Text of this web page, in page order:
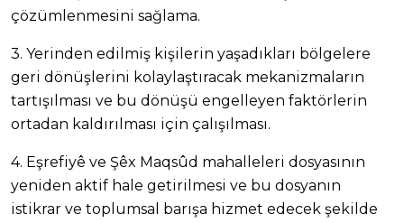
çözümlenmesini sağlama.
3. Yerinden edilmiş kişilerin yaşadıkları bölgelere
geri dönüşlerini kolaylaştıracak mekanizmaların
tartışılması ve bu dönüşü engelleyen faktörlerin
ortadan kaldırılması için çalışılması.
4. Eşrefiyê ve Şêx Maqsûd mahalleleri dosyasının
yeniden aktif hale getirilmesi ve bu dosyanın
istikrar ve toplumsal barışa hizmet edecek şekilde